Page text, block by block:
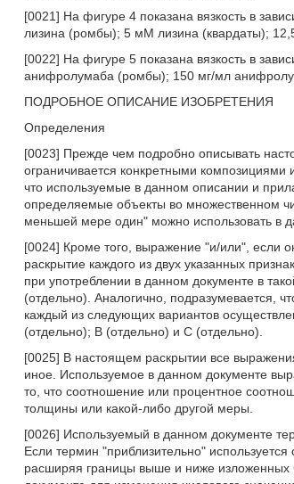
[0021] На фигуре 4 показана вязкость в
лизина (ромбы); 5 мМ лизина (квардаты);
[0022] На фигуре 5 показана вязкость в
анифролумаба (ромбы); 150 мг/мл
ПОДРОБНОЕ ОПИСАНИЕ ИЗОБРЕТЕНИЯ
Определения
[0023] Прежде чем подробно описывать
ограничивается конкретными композициями
что используемые в данном описании и
определяемые объекты во множественном
меньшей мере один" можно использовать в
[0024] Кроме того, выражение "и/или", если
раскрытие каждого из двух указанных
при употреблении в данном документе в
(отдельно). Аналогично, подразумевается,
каждый из следующих вариантов
(отдельно); В (отдельно) и С (отдельно).
[0025] В настоящем раскрытии все
иное. Используемое в данном документе
то, что соотношение или процентное
толщины или какой-либо другой меры.
[0026] Используемый в данном документе
Если термин "приблизительно"
расширяя границы выше и ниже изложенных